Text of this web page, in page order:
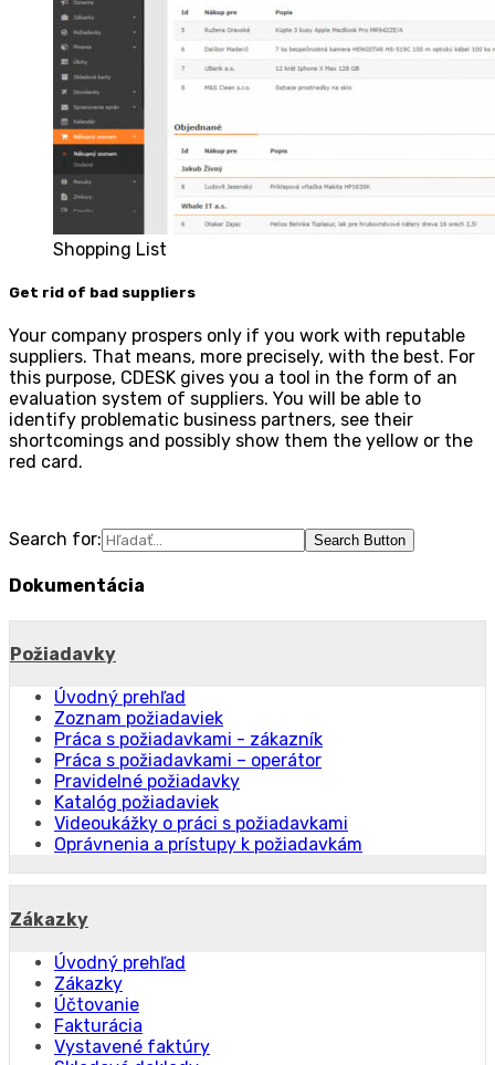
Shopping List
Get rid of bad suppliers
Your company prospers only if you work with reputable
suppliers. That means, more precisely, with the best. For
this purpose, CDESK gives you a tool in the form of an
evaluation system of suppliers. You will be able to
identify problematic business partners, see their
shortcomings and possibly show them the yellow or the
red card.
Search for: Search Button
Dokumentácia
Požiadavky
Úvodný prehľad
Zoznam požiadaviek
Práca s požiadavkami - zákazník
Práca s požiadavkami – operátor
Pravidelné požiadavky
Katalóg požiadaviek
Videoukážky o práci s požiadavkami
Oprávnenia a prístupy k požiadavkám
Zákazky
Úvodný prehľad
Zákazky
Účtovanie
Fakturácia
Vystavené faktúry